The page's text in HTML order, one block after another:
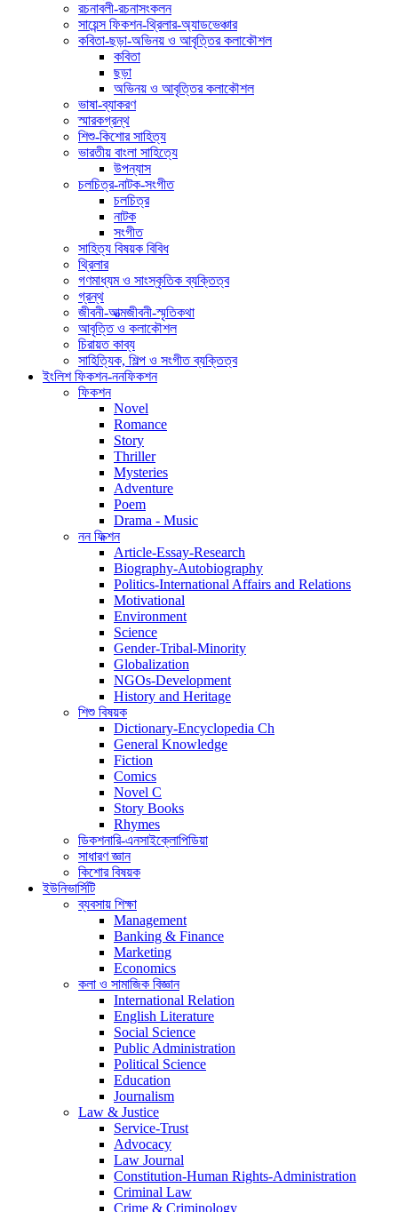
রচনাবলী-রচনাসংকলন
সায়েন্স ফিকশন-থ্রিলার-অ্যাডভেঞ্চার
কবিতা-ছড়া-অভিনয় ও আবৃত্তির কলাকৌশল
কবিতা
ছড়া
অভিনয় ও আবৃত্তির কলাকৌশল
ভাষা-ব্যাকরণ
স্মারকগ্রন্থ
শিশু-কিশোর সাহিত্য
ভারতীয় বাংলা সাহিত্যে
উপন্যাস
চলচিত্র-নাটক-সংগীত
চলচিত্র
নাটক
সংগীত
সাহিত্য বিষয়ক বিবিধ
থ্রিলার
গণমাধ্যম ও সাংস্কৃতিক ব্যক্তিত্ব
গ্রন্থ
জীবনী-আত্মজীবনী-স্মৃতিকথা
আবৃত্তি ও কলাকৌশল
চিরায়ত কাব্য
সাহিত্যিক, শিল্প ও সংগীত ব্যক্তিত্ব
ইংলিশ ফিকশন-ননফিকশন
ফিকশন
Novel
Romance
Story
Thriller
Mysteries
Adventure
Poem
Drama - Music
নন ফিক্শন
Article-Essay-Research
Biography-Autobiography
Politics-International Affairs and Relations
Motivational
Environment
Science
Gender-Tribal-Minority
Globalization
NGOs-Development
History and Heritage
শিশু বিষয়ক
Dictionary-Encyclopedia Ch
General Knowledge
Fiction
Comics
Novel C
Story Books
Rhymes
ডিকশনারি-এনসাইক্লোপিডিয়া
সাধারণ জ্ঞান
কিশোর বিষয়ক
ইউনিভার্সিটি
ব্যবসায় শিক্ষা
Management
Banking & Finance
Marketing
Economics
কলা ও সামাজিক বিজ্ঞান
International Relation
English Literature
Social Science
Public Administration
Political Science
Education
Journalism
Law & Justice
Service-Trust
Advocacy
Law Journal
Constitution-Human Rights-Administration
Criminal Law
Crime & Criminology